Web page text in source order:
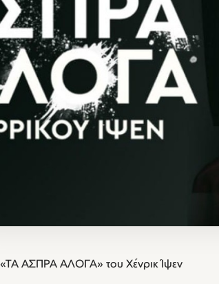
«ΤΑ ΑΣΠΡΑ ΑΛΟΓΑ» του Χένρικ Ίψεν